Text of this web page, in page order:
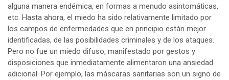
alguna manera endémica, en formas a menudo asintomáticas,
etc. Hasta ahora, el miedo ha sido relativamente limitado por
los campos de enfermedades que en principio están mejor
identificadas, de las posibilidades criminales y de los ataques.
Pero no fue un miedo difuso, manifestado por gestos y
disposiciones que inmediatamente alimentaron una ansiedad
adicional. Por ejemplo, las máscaras sanitarias son un signo de